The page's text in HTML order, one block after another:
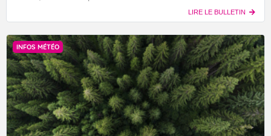
LIRE LE BULLETIN
INFOS MÉTÉO